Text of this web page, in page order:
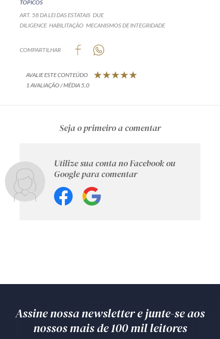
TÓPICOS
ART. 58 DA LEI DAS ESTATAIS DUE
DILIGENCE HABILITAÇÃO MECANISMOS DE INTEGRIDADE
COMPARTILHAR
AVALIE ESTE CONTEÚDO
1 AVALIAÇÃO / MÉDIA 5,0
Seja o primeiro a comentar
Utilize sua conta no Facebook ou
Google para comentar
Assine nossa newsletter e junte-se aos
nossos mais de 100 mil leitores